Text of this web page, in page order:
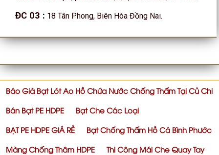
ĐC 03 : 18 Tân Phong, Biên Hòa Đồng Nai.
Báo Giá Bạt Lót Ao Hồ Chứa Nước Chống Thấm Tại Củ Chi
Bán Bạt PE HDPE
Bạt Che Các Loại
BẠT PE HDPE GIÁ RẺ
Bạt Chống Thấm Hồ Cá Bình Phước
Màng Chống Thâm HDPE
Thi Công Mái Che Quay Tay